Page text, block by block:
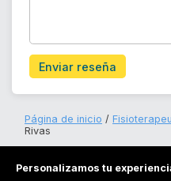
Enviar reseña
Página de inicio
Rivas
Personalizamos tu